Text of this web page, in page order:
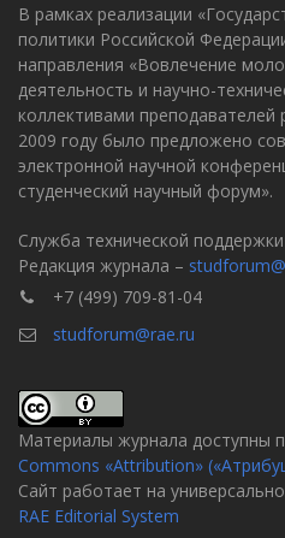
В рамках реализации
политики Российской
направления «Вовлечение
деятельность и научно-
коллективами преподавателей
2009 году было предложено
электронной научной
студенческий научный форум».
Служба технической
Редакция журнала –
+7 (499) 709-81-04
studforum@rae.ru
Материалы журнала доступны
Commons «Attribution»
Сайт работает на
RAE Editorial System